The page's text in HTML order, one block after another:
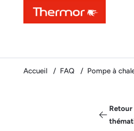
ContenuMenuRecherche
Accueil FAQ Pompe à
Retour